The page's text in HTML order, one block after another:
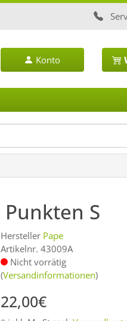
Konto
S
Hersteller Pape
Artikelnr. 43009A
Nicht vorrätig
(Versandinformationen)
22,00€